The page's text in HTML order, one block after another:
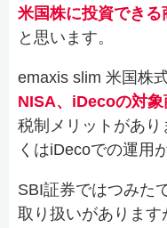
米国株に投資でき
と思います。
emaxis slim 米国株
NISA、iDecoの対象
税制メリットがあり
くはiDecoでの運用
SBI証券ではつみた
取り扱いがあります